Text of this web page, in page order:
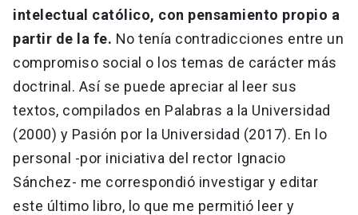
intelectual católico, con pensamiento propio a
partir de la fe. No tenía contradicciones entre un
compromiso social o los temas de carácter más
doctrinal. Así se puede apreciar al leer sus
textos, compilados en Palabras a la Universidad
(2000) y Pasión por la Universidad (2017). En lo
personal -por iniciativa del rector Ignacio
Sánchez- me correspondió investigar y editar
este último libro, lo que me permitió leer y